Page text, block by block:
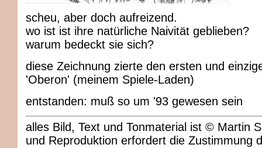
scheu, aber doch aufreizend.
wo ist ist ihre natürliche Naivität geblieben?
warum bedeckt sie sich?
diese Zeichnung zierte den ersten und
'Oberon' (meinem Spiele-Laden)
entstanden: muß so um '93 gewesen sein
alles Bild, Text und Tonmaterial ist © Martin
und Reproduktion erfordert die Zustimmung